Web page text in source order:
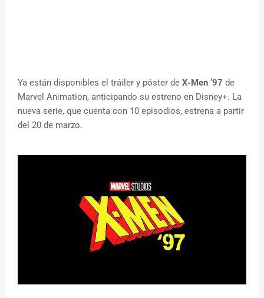
Ya están disponibles el tráiler y póster de X-Men ’97 de
Marvel Animation, anticipando su estreno en Disney+. La
nueva serie, que cuenta con 10 episodios, estrena a partir
del 20 de marzo.